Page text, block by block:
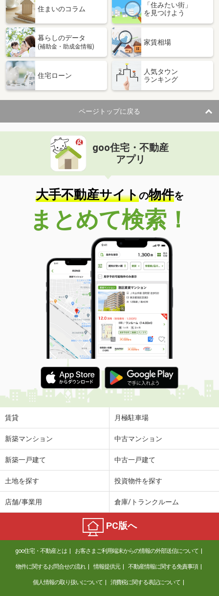
住まいのコラム
「住みたい街」
を見つけよう
暮らしのデータ
(補助金・助成金情報)
家賃相場
住宅ローン
人気タウン
ランキング
ページトップに戻る
goo住宅・不動産
アプリ
大手不動産サイトの物件を
まとめて検索！
賃貸 月極駐車場
新築マンション 中古マンション
新築一戸建て 中古一戸建て
土地を探す 投資物件を探す
店舗/事業用 倉庫/トランクルーム
PC版へ
goo住宅・不動産とは お客さまご利用端末からの情報の外部送信について
物件に関するお問合せの流れ 情報提供元 不動産情報に関する免責事項
個人情報の取り扱いについて 消費税に関する表記について